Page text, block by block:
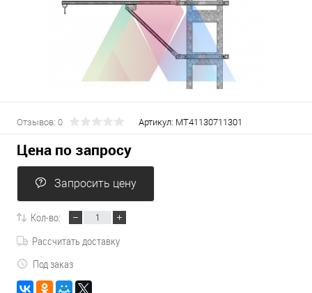
Отзывов: 0 Артикул: МТ41130711301
Цена по запросу
Запросить цену
Кол-во:
Рассчитать доставку
Под заказ